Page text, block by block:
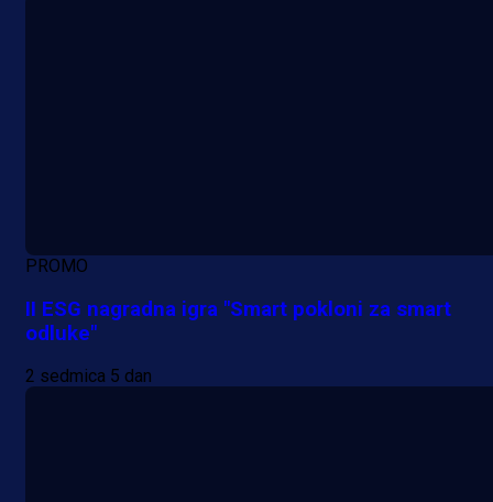
PROMO
II ESG nagradna igra "Smart pokloni za smart
odluke"
2 sedmica 5 dan